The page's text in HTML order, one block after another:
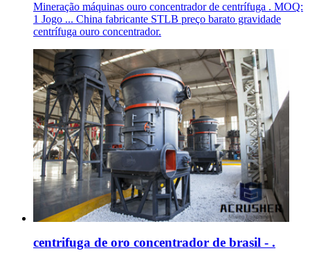
Mineração máquinas ouro concentrador de centrífuga . MOQ:
1 Jogo ... China fabricante STLB preço barato gravidade
centrífuga ouro concentrador.
centrifuga de oro concentrador de brasil - .